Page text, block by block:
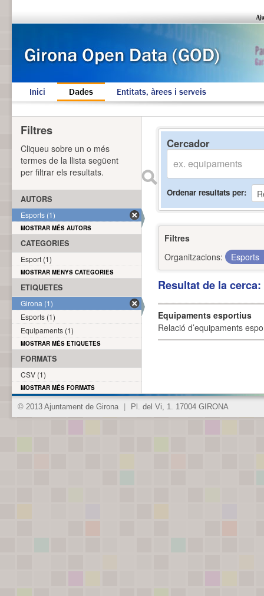
Inici Dades Entitats, àrees i serveis
Cercador
Ordenar resultats per
Filtres
Organitzacions:
Esports
Resultat de la
Equipaments esportius
Relació d’equipaments
Filtres
Cliqueu sobre un o més
termes de la llista següent
per filtrar els resultats.
AUTORS
Esports (1)
MOSTRAR MÉS AUTORS
CATEGORIES
Esport (1)
MOSTRAR MENYS CATEGORIES
ETIQUETES
Girona (1)
Esports (1)
Equipaments (1)
MOSTRAR MÉS ETIQUETES
FORMATS
CSV (1)
MOSTRAR MÉS FORMATS
© 2013 Ajuntament de Girona Pl. del Vi, 1. 17004 GIRONA